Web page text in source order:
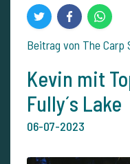
Beitrag von The Carp
Kevin mit
Fully´s Lake
06-07-2023